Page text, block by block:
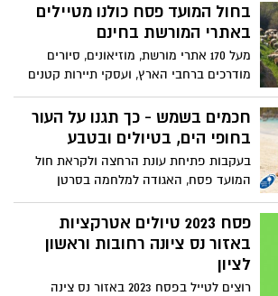
בחול המועד פסח כולנו מטיילים
באתרי המורשת בחינם
מעל 170 אתרי מורשת, מוזיאונים, סיורים
מודרכים ברחבי הארץ, ועסקי תיירות קטנים
מהדרום, ייפתחו בחינם לכל הציבור בישראל
בחסות בנק הפועלים. הכניסה בהרשמה
מראש באתר הפעילות.
חכמים בשמש - כך תגנו על העור
בחופי הים, בטיולים ובטבע
בעקבות פתיחת עונת הרחצה ולקראת חול
המועד פסח, האגודה למלחמה בסרטן
מפרסמת המלצות לציבור לחשיפה זהירה
לשמש. באגודה מדגישים כי חשוב מאוד
לשמור על כללי ההתנהגות של "חכם
בשמש®", ולהגן על העור ועל הבריאות בחופי
הים, בטיולים בטבע, בפיקניקים
פסח 2023 טיולים אטרקציות
באזור נס ציונה רחובות וראשון
לציון
רוצים לטייל בפסח 2023 באזור נס צינה